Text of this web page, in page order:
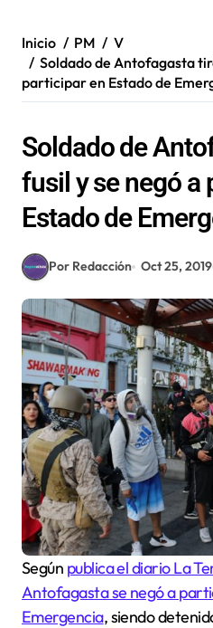
Inicio PM
V
Soldado de Antofagasta
participar en Estado de
Soldado de
fusil y se negó a
Estado de
Por Redacción Oct 25, 2019
Según publica el diario La
Antofagasta se negó a
Emergencia, siendo